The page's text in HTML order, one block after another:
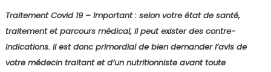
Traitement Covid 19 – Important : selon votre état de santé,
traitement et parcours médical, il peut exister des contre-
indications. Il est donc primordial de bien demander l’avis de
votre médecin traitant et d’un nutritionniste avant toute